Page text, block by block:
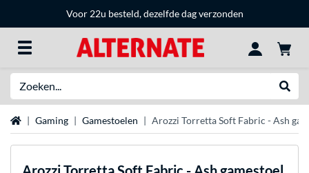
Voor 22u besteld, dezelfde dag verzonden
HomeGaming Gamestoelen Arozzi Torretta Soft Fabric - Ash